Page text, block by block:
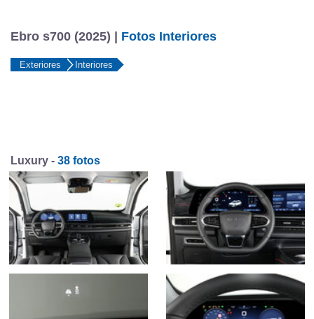
Ebro s700 (2025) | Fotos Interiores
Exteriores Interiores
Luxury - 38 fotos